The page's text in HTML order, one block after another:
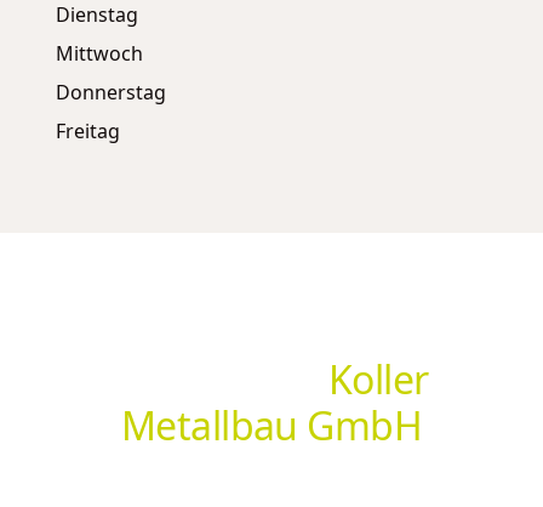
Dienstag
Mittwoch
Donnerstag
Freitag
Koller
Metallbau GmbH